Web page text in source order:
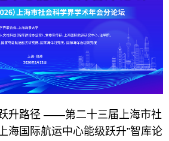
升路径 ——第二十三届上海市社
海国际航运中心能级跃升”智库论